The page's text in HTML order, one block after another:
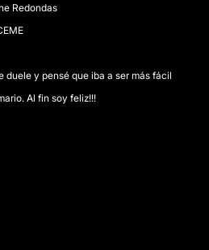
Redondas
duele y pensé que iba a ser más fácil
Al fin soy feliz!!!